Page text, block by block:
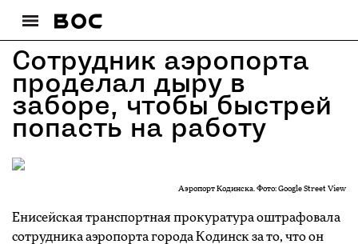
Сотрудник аэропорта
проделал дыру в
заборе, чтобы быстрей
попасть на работу
Аэропорт Кодинска. Фото: Google Street View
Енисейская транспортная прокуратура оштрафовала
сотрудника аэропорта города Кодинск за то, что он